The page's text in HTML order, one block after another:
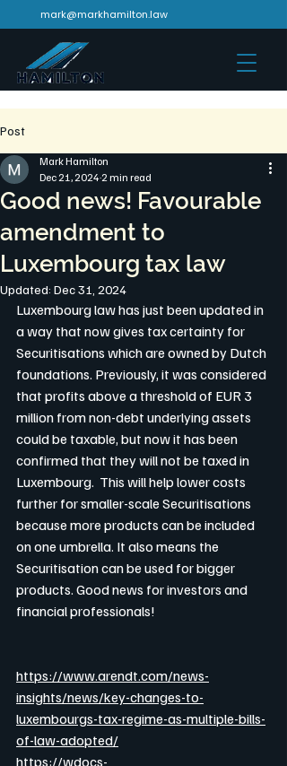
mark@markhamilton.law
Post
Good news! Favourable
amendment to
Luxembourg tax law
Mark Hamilton
Dec 21, 2024 2 min read
Updated: Dec 31, 2024
Luxembourg law has just been updated in
a way that now gives tax certainty for
Securitisations which are owned by Dutch
foundations. Previously, it was considered
that profits above a threshold of EUR 3
million from non-debt underlying assets
could be taxable, but now it has been
confirmed that they will not be taxed in
Luxembourg.  This will help lower costs
further for smaller-scale Securitisations
because more products can be included
on one umbrella. It also means the
Securitisation can be used for bigger
products. Good news for investors and
financial professionals!
https://www.arendt.com/news-
insights/news/key-changes-to-
luxembourgs-tax-regime-as-multiple-bills-
of-law-adopted/
https://wdocs-